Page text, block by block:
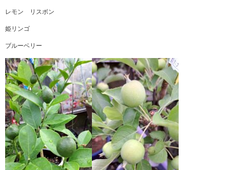
レモン リスボン
姫リンゴ
ブルーベリー